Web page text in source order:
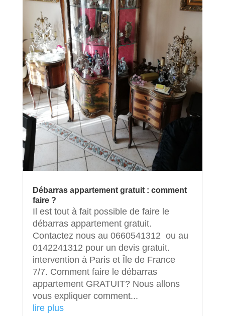
Débarras appartement gratuit : comment
faire ?
Il est tout à fait possible de faire le
débarras appartement gratuit.
Contactez nous au 0660541312 ou au
0142241312 pour un devis gratuit.
intervention à Paris et Île de France
7/7. Comment faire le débarras
appartement GRATUIT? Nous allons
vous expliquer comment...
lire plus